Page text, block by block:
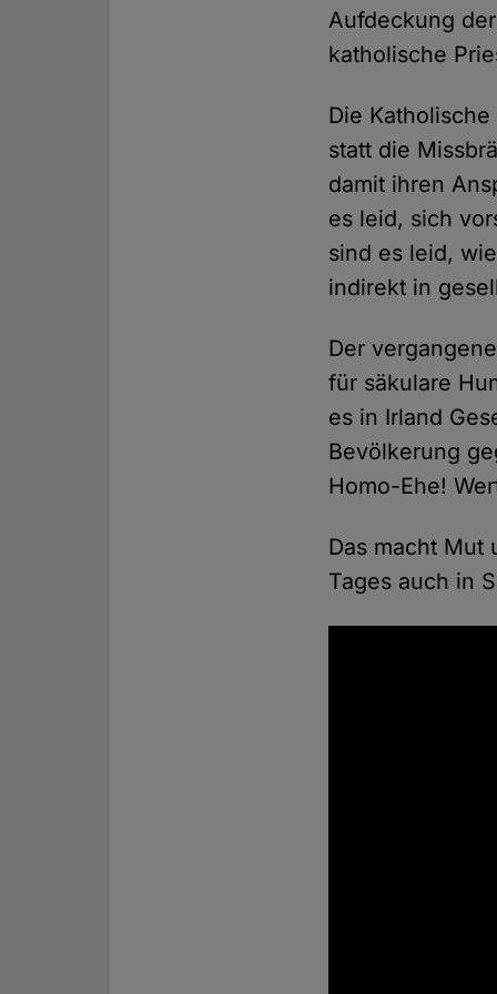
Aufdeckung
katholische
Die
statt die
damit ihren
es leid, sich
sind es leid,
indirekt in
Der
für säkulare
es in Irland
Bevölkerung
Homo-Ehe!
Das macht
Tages auch in